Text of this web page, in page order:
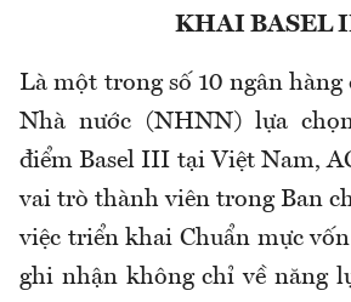
KHAI BASEL
Là một trong số 10 ngân hàng
Nhà nước (NHNN) lựa
điểm Basel III tại Việt Nam,
vai trò thành viên trong Ban
việc triển khai Chuẩn mực
ghi nhận không chỉ về năng